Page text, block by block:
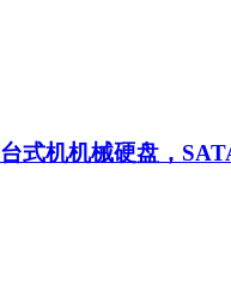
台式机机械硬盘，